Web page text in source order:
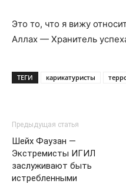
Это то, что я вижу
Аллах — Хранитель
ТЕГИ карикатуристы
Предыдущая статья
Шейх Фаузан —
Экстремисты ИГИЛ
заслуживают быть
истребленными